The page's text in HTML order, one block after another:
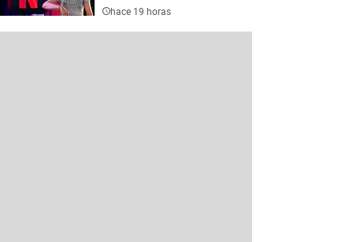
hace 19 horas